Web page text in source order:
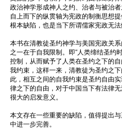
政治神学形成神人之约、 治者与被治
自上而下的纵贯轴为宪政的制衡思想提
根本缺陷， 也是当下所谓儒家宪政无法
本书在清教徒圣约神学与美国宪政关系
之一在于自我限制。即“人类缔结圣约时
控制， 从而赋予了人类在圣约之下的自
我约束，这样一来， 清教徒为圣约之
此， 相互之间的自我约束是圣约自由实
律之下的自由，对于中国当下有法律无
很大的启发意义。
本文存在一些重要的缺陷，值得提出与
中进一步完善。